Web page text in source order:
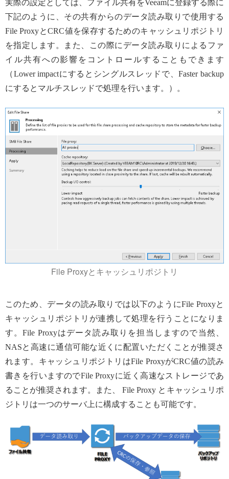
実際の設定としては、ファイル共有をVeeamに登録する際に
下記のように、その共有からのデータ読み取りで使用する
File ProxyとCRC値を保存するためのキャッシュリポジトリ
を指定します。また、この際にデータ読み取りによるファ
イル共有への影響をコントロールすることもできます
（Lower impactにするとシングルスレッドで、Faster backup
にするとマルチスレッドで処理を行います。）。
File Proxyとキャッシュリポジトリ
このため、データの読み取りでは以下のようにFile Proxyと
キャッシュリポジトリが連携して処理を行うことになりま
す。File Proxyはデータ読み取りを担当しますので当然、
NASと高速に通信可能な近くに配置いただくことが推奨さ
れます。キャッシュリポジトリはFile ProxyがCRC値の読み
書きを行いますのでFile Proxyに近く高速なストレージであ
ることが推奨されます。また、 File Proxy とキャッシュリポ
ジトリは一つのサーバ上に構成することも可能です。